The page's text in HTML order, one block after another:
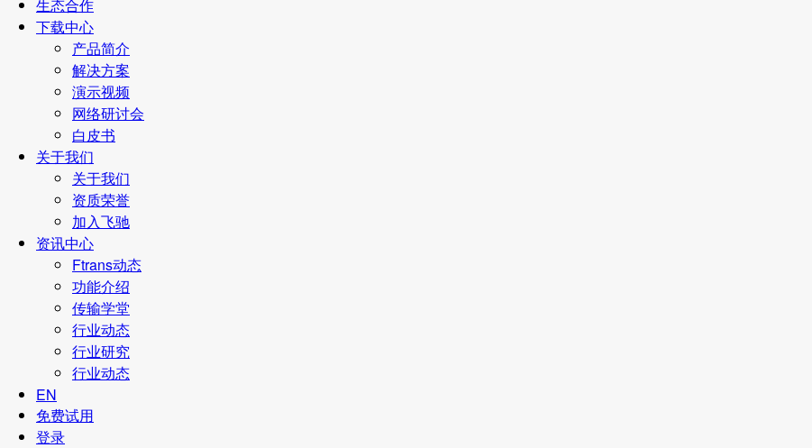
生态合作
下载中心
产品简介
解决方案
演示视频
网络研讨会
白皮书
关于我们
关于我们
资质荣誉
加入飞驰
资讯中心
Ftrans动态
功能介绍
传输学堂
行业动态
行业研究
行业动态
EN
免费试用
登录